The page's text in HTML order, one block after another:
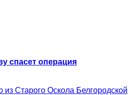
спасет операция
Старого Оскола Белгородской